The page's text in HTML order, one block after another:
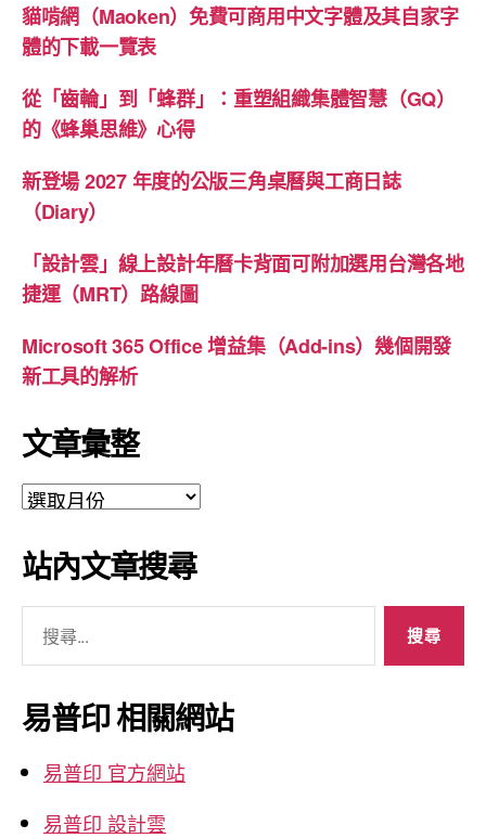
貓啃網（Maoken）免費可商用中文字體及其自家字
體的下載一覽表
從「齒輪」到「蜂群」：重塑組織集體智慧（GQ）
的《蜂巢思維》心得
新登場 2027 年度的公版三角桌曆與工商日誌
（Diary）
「設計雲」線上設計年曆卡背面可附加選用台灣各地
捷運（MRT）路線圖
Microsoft 365 Office 增益集（Add-ins）幾個開發
新工具的解析
文章彙整
文
彙
整
站內文章搜尋
關
鍵
字:
易普印 相關網站
易普印 官方網站
易普印 設計雲